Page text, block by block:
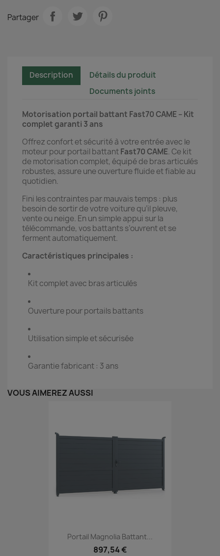
Partager
Description
Détails du produit
Documents joints
Motorisation portail battant Fast70 CAME – Kit
complet garanti 3 ans
Offrez confort et sécurité à votre entrée avec le
moteur pour portail battantFast70 CAME. Ce kit
de motorisation complet, équipé de bras articulés
robustes, assure une ouverture fluide et fiable au
quotidien.
Fini les contraintes par mauvais temps : plus
besoin de sortir de votre voiture qu’il pleuve,
vente ou neige. En un simple appui sur la
télécommande, vos battants s’ouvrent et se
ferment automatiquement.
Caractéristiques principales :
Kit complet avec bras articulés
Ouverture pour portails battants
Utilisation simple et sécurisée
Garantie fabricant : 3 ans
VOUS AIMEREZ AUSSI
Portail Magnolia Battant...
897,54 €